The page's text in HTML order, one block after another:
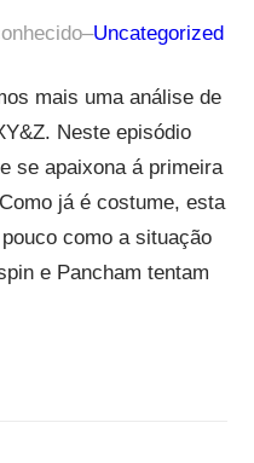
–Uncategorized
mais uma análise de
Neste episódio
se apaixona á primeira
já é costume, esta
como a situação
e Pancham tentam